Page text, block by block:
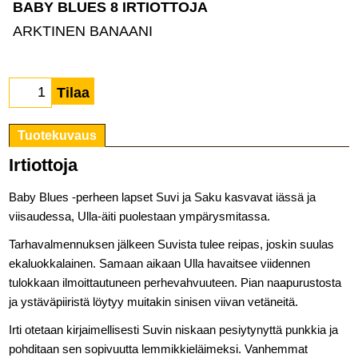
BABY BLUES 8 IRTIOTTOJA
ARKTINEN BANAANI
Tilaa
Tuotekuvaus
Irtiottoja
Baby Blues -perheen lapset Suvi ja Saku kasvavat iässä ja
viisaudessa, Ulla-äiti puolestaan ympärysmitassa.
Tarhavalmennuksen jälkeen Suvista tulee reipas, joskin suulas
ekaluokkalainen. Samaan aikaan Ulla havaitsee viidennen
tulokkaan ilmoittautuneen perhevahvuuteen. Pian naapurustosta
ja ystäväpiiristä löytyy muitakin sinisen viivan vetäneitä.
Irti otetaan kirjaimellisesti Suvin niskaan pesiytynyttä punkkia ja
pohditaan sen sopivuutta lemmikkieläimeksi. Vanhemmat